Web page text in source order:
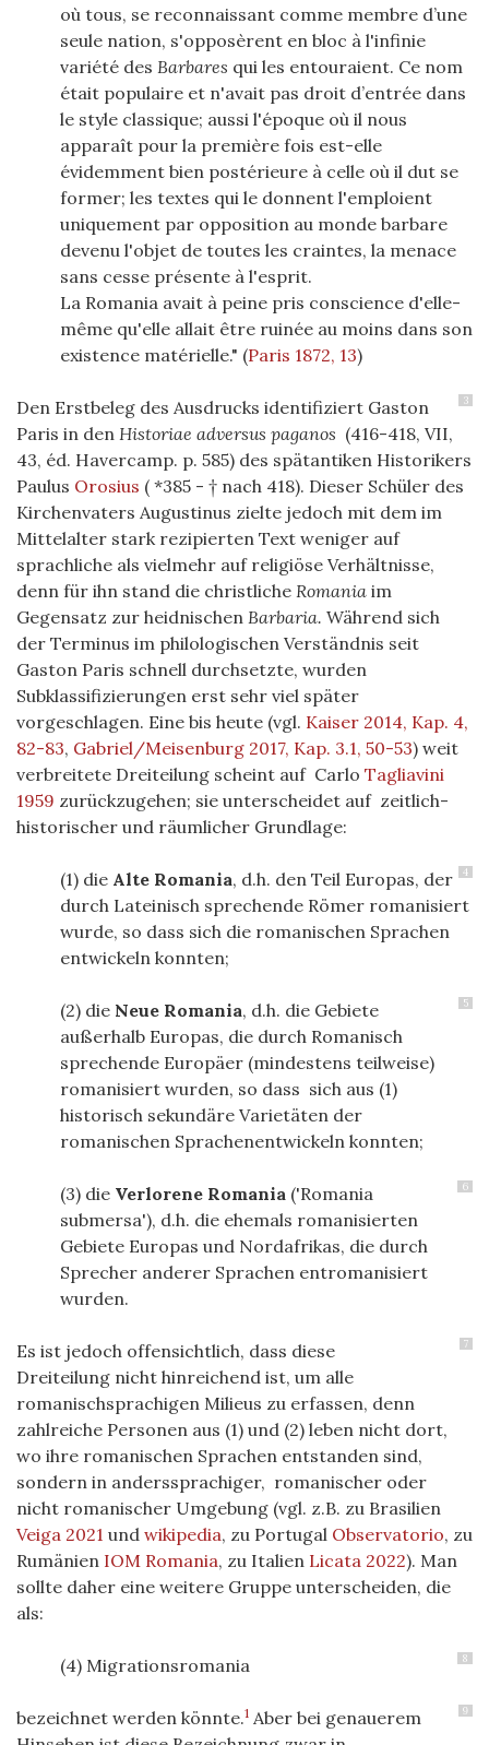
où tous, se reconnaissant comme membre d’une
seule nation, s'opposèrent en bloc à l'infinie
variété des Barbares qui les entouraient. Ce nom
était populaire et n'avait pas droit d’entrée dans
le style classique; aussi l'époque où il nous
apparaît pour la première fois est-elle
évidemment bien postérieure à celle où il dut se
former; les textes qui le donnent l'emploient
uniquement par opposition au monde barbare
devenu l'objet de toutes les craintes, la menace
sans cesse présente à l'esprit.
La Romania avait à peine pris conscience d'elle-
même qu'elle allait être ruinée au moins dans son
existence matérielle." (Paris 1872, 13)
3
Den Erstbeleg des Ausdrucks identifiziert Gaston
Paris in den Historiae adversus paganos (416-418, VII,
43, éd. Havercamp. p. 585) des spätantiken Historikers
Paulus Orosius ( *385 - † nach 418). Dieser Schüler des
Kirchenvaters Augustinus zielte jedoch mit dem im
Mittelalter stark rezipierten Text weniger auf
sprachliche als vielmehr auf religiöse Verhältnisse,
denn für ihn stand die christliche Romania im
Gegensatz zur heidnischen Barbaria. Während sich
der Terminus im philologischen Verständnis seit
Gaston Paris schnell durchsetzte, wurden
Subklassifizierungen erst sehr viel später
vorgeschlagen. Eine bis heute (vgl. Kaiser 2014, Kap. 4,
82-83, Gabriel/Meisenburg 2017, Kap. 3.1, 50-53) weit
verbreitete Dreiteilung scheint auf Carlo Tagliavini
1959 zurückzugehen; sie unterscheidet auf zeitlich-
historischer und räumlicher Grundlage:
4
(1) die Alte Romania, d.h. den Teil Europas, der
durch Lateinisch sprechende Römer romanisiert
wurde, so dass sich die romanischen Sprachen
entwickeln konnten;
5
(2) die Neue Romania, d.h. die Gebiete
außerhalb Europas, die durch Romanisch
sprechende Europäer (mindestens teilweise)
romanisiert wurden, so dass sich aus (1)
historisch sekundäre Varietäten der
romanischen Sprachenentwickeln konnten;
6
(3) die Verlorene Romania ('Romania
submersa'), d.h. die ehemals romanisierten
Gebiete Europas und Nordafrikas, die durch
Sprecher anderer Sprachen entromanisiert
wurden.
7
Es ist jedoch offensichtlich, dass diese
Dreiteilung nicht hinreichend ist, um alle
romanischsprachigen Milieus zu erfassen, denn
zahlreiche Personen aus (1) und (2) leben nicht dort,
wo ihre romanischen Sprachen entstanden sind,
sondern in anderssprachiger, romanischer oder
nicht romanischer Umgebung (vgl. z.B. zu Brasilien
Veiga 2021 und wikipedia, zu Portugal Observatorio, zu
Rumänien IOM Romania, zu Italien Licata 2022). Man
sollte daher eine weitere Gruppe unterscheiden, die
als:
8
(4) Migrationsromania
9
bezeichnet werden könnte.1 Aber bei genauerem